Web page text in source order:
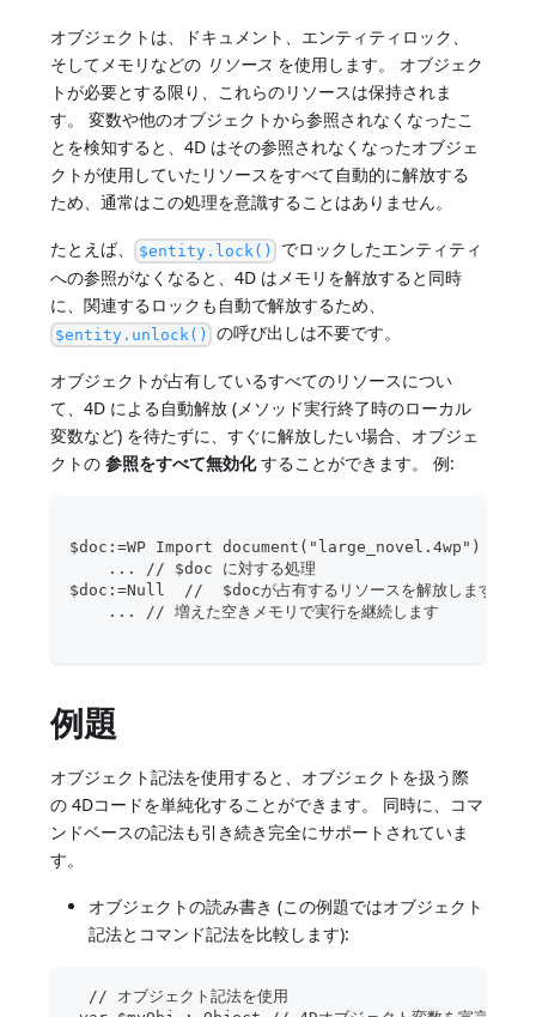
オブジェクトは、ドキュメント、エンティティロック、
そしてメモリなどの リソース を使用します。 オブジェク
トが必要とする限り、これらのリソースは保持されま
す。 変数や他のオブジェクトから参照されなくなったこ
とを検知すると、4D はその参照されなくなったオブジェ
クトが使用していたリソースをすべて自動的に解放する
ため、通常はこの処理を意識することはありません。
たとえば、 $entity.lock() でロックしたエンティティ
への参照がなくなると、4D はメモリを解放すると同時
に、関連するロックも自動で解放するため、
$entity.unlock() の呼び出しは不要です。
オブジェクトが占有しているすべてのリソースについ
て、4D による自動解放 (メソッド実行終了時のローカル
変数など) を待たずに、すぐに解放したい場合、オブジェ
クトの参照をすべて無効化することができます。 例:
$doc:=WP Import document("large_novel.4wp")
    ... // $doc に対する処理
$doc:=Null  //  $docが占有するリソースを解放します
    ... // 増えた空きメモリで実行を継続します
例題
オブジェクト記法を使用すると、オブジェクトを扱う際
の 4Dコードを単純化することができます。 同時に、コマ
ンドベースの記法も引き続き完全にサポートされていま
す。
オブジェクトの読み書き (この例題ではオブジェクト
記法とコマンド記法を比較します):
  // オブジェクト記法を使用